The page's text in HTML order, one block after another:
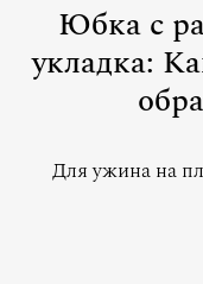
Юбка с
укладка:
Для ужина на